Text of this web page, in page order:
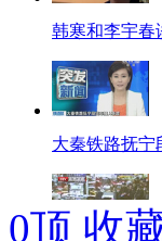
韩寒和李宇春
大秦铁路抚宁
0顶 收